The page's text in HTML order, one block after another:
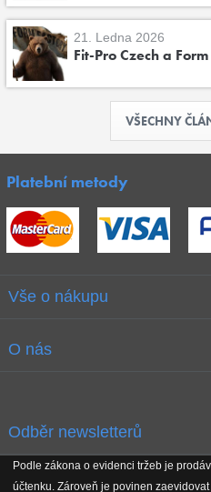
21. Ledna 2026
Fit-Pro Czech a
VŠECHNY
Platební metody
Vše o nákupu
Obchodní podmínky
O nás
Odběr newsletterů
Podle zákona o evidenci tržeb je
účtenku. Zároveň je povinen